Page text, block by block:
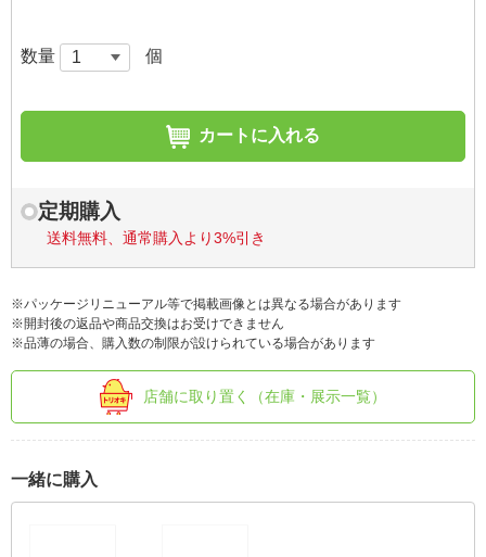
数量 個
カートに入れる
定期購入
送料無料、通常購入より3%引き
※パッケージリニューアル等で掲載画像とは異なる場合があります
※開封後の返品や商品交換はお受けできません
※品薄の場合、購入数の制限が設けられている場合があります
店舗に取り置く（在庫・展示一覧）
一緒に購入